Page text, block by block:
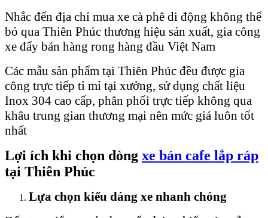
Nhắc đến địa chỉ mua xe cà phê di động không thể
bỏ qua Thiên Phúc thương hiệu sản xuất, gia công
xe đẩy bán hàng rong hàng đầu Việt Nam
Các mẫu sản phẩm tại Thiên Phúc đều được gia
công trực tiếp tỉ mỉ tại xưởng, sử dụng chất liệu
Inox 304 cao cấp, phân phối trực tiếp không qua
khâu trung gian thương mại nên mức giá luôn tốt
nhất
Lợi ích khi chọn dòng xe bán cafe lắp ráp
tại Thiên Phúc
Lựa chọn kiểu dáng xe nhanh chóng